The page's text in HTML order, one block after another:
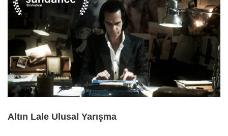
Altın Lale Ulusal Yarışma